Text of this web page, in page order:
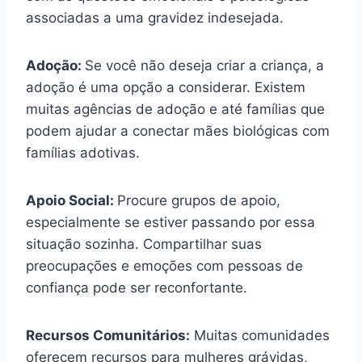
associadas a uma gravidez indesejada.
Adoção: Se você não deseja criar a criança, a
adoção é uma opção a considerar. Existem
muitas agências de adoção e até famílias que
podem ajudar a conectar mães biológicas com
famílias adotivas.
Apoio Social: Procure grupos de apoio,
especialmente se estiver passando por essa
situação sozinha. Compartilhar suas
preocupações e emoções com pessoas de
confiança pode ser reconfortante.
Recursos Comunitários: Muitas comunidades
oferecem recursos para mulheres grávidas,